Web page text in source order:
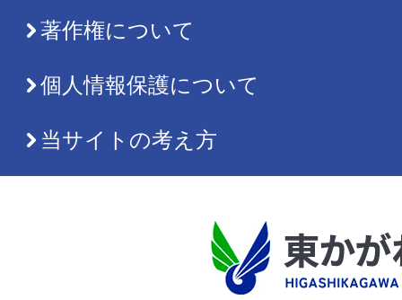
著作権について
個人情報保護について
当サイトの考え方